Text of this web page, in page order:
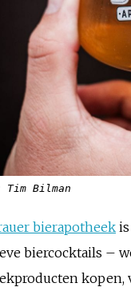
Bilman
bierapotheek
biercocktails –
kopen,